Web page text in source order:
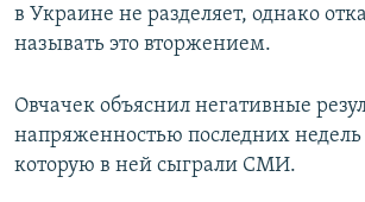
в Украине не разделяет, однако
называть это вторжением.
Овчачек объяснил негативные
напряженностью последних
которую в ней сыграли СМИ.